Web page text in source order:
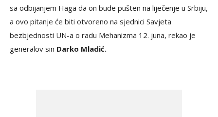
sa odbijanjem Haga da on bude pušten na liječenje u Srbiju,
a ovo pitanje će biti otvoreno na sjednici Savjeta
bezbjednosti UN-a o radu Mehanizma 12. juna, rekao je
generalov sin Darko Mladić.